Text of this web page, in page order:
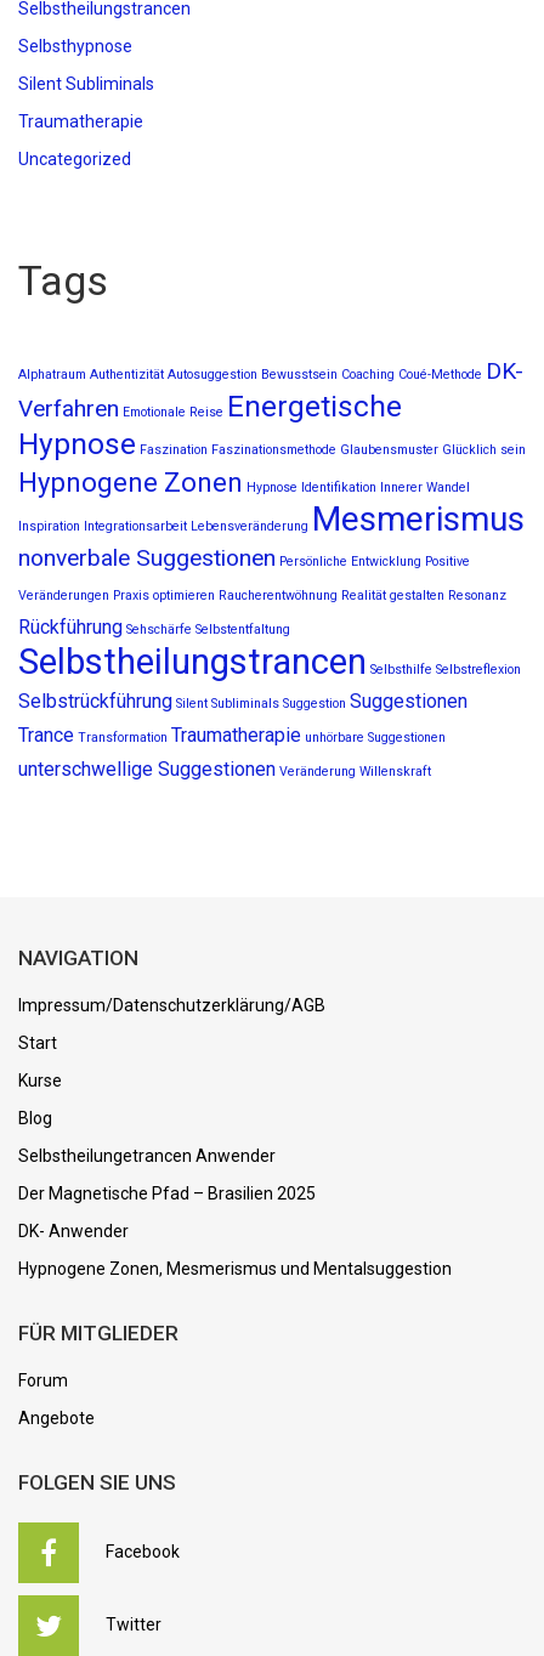
Selbstheilungstrancen
Selbsthypnose
Silent Subliminals
Traumatherapie
Uncategorized
Tags
Alphatraum Authentizität Autosuggestion Bewusstsein Coaching Coué-Methode DK-
Verfahren Emotionale Reise Energetische
Hypnose Faszination Faszinationsmethode Glaubensmuster Glücklich sein
Hypnogene Zonen Hypnose Identifikation Innerer Wandel
Inspiration Integrationsarbeit Lebensveränderung Mesmerismus
nonverbale Suggestionen Persönliche Entwicklung Positive
Veränderungen Praxis optimieren Raucherentwöhnung Realität gestalten Resonanz
Rückführung Sehschärfe Selbstentfaltung
Selbstheilungstrancen Selbsthilfe Selbstreflexion
Selbstrückführung Silent Subliminals Suggestion Suggestionen
Trance Transformation Traumatherapie unhörbare Suggestionen
unterschwellige Suggestionen Veränderung Willenskraft
NAVIGATION
Impressum/Datenschutzerklärung/AGB
Start
Kurse
Blog
Selbstheilungetrancen Anwender
Der Magnetische Pfad – Brasilien 2025
DK- Anwender
Hypnogene Zonen, Mesmerismus und Mentalsuggestion
FÜR MITGLIEDER
Forum
Angebote
FOLGEN SIE UNS
Facebook
Twitter